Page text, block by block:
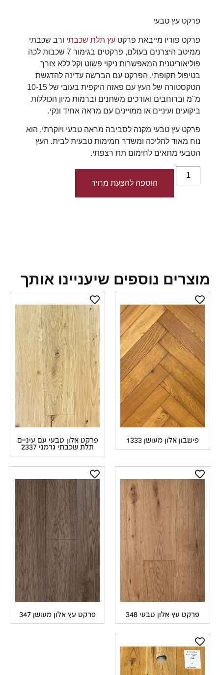
פרקט עץ טבעי
פרקט פוריו מייבאת פרקטעץ תלת שכבתיורב שכבתי
ממיטב היצרנים בעולם, פרקטים בגימור 7 שכבות לכה
פוליאוריטנית המאפשרות ניקוי פשוט וקל ללא צורך
בטיפול תקופתי. הפרקט עם הברשה עדינה להדגשת
הטקסטורה של העץ עם פאזה היקפית בעובי של 10-15
מ"מ וברוחבים ואורכים משתנים וברמות מיון הכוללות
ביקועים ועיניים או ממויינים עם מראה אחיד ונקי.
פרקט עץ טבעי מקנה לסביבה מראה טבעי ויוקרתי, הוא
נוח מאוד להליכה ומשדר חמימות טבעית לבית. העץ
הטבעי מתאים לחימום תת רצפתי.
הוספה להצעת מחיר
נוספים שיעניינו אותך
פישבון אלון מעושן 1333
פרקט אלון טבעי עם עיניים
תלת שכבתי גרמני 2337
פרקט עץ אלון טבעי 348 פרקט עץ אלון מעושן 347